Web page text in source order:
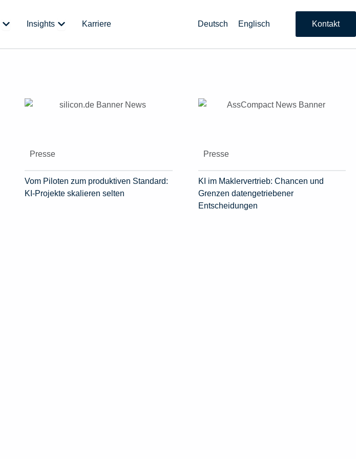
Öffne Über uns
Insights Öffne Insights
Karriere Deutsch Englisch Kontakt
Presse
Vom Piloten zum produktiven Standard:
KI-Projekte skalieren selten
Presse
KI im Maklervertrieb: Chancen und
Grenzen datengetriebener
Entscheidungen